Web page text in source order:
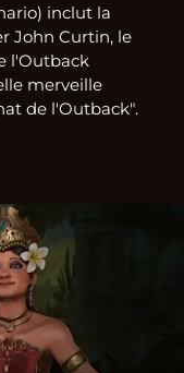
inclut la
John Curtin, le
l'Outback
merveille
de l'Outback".